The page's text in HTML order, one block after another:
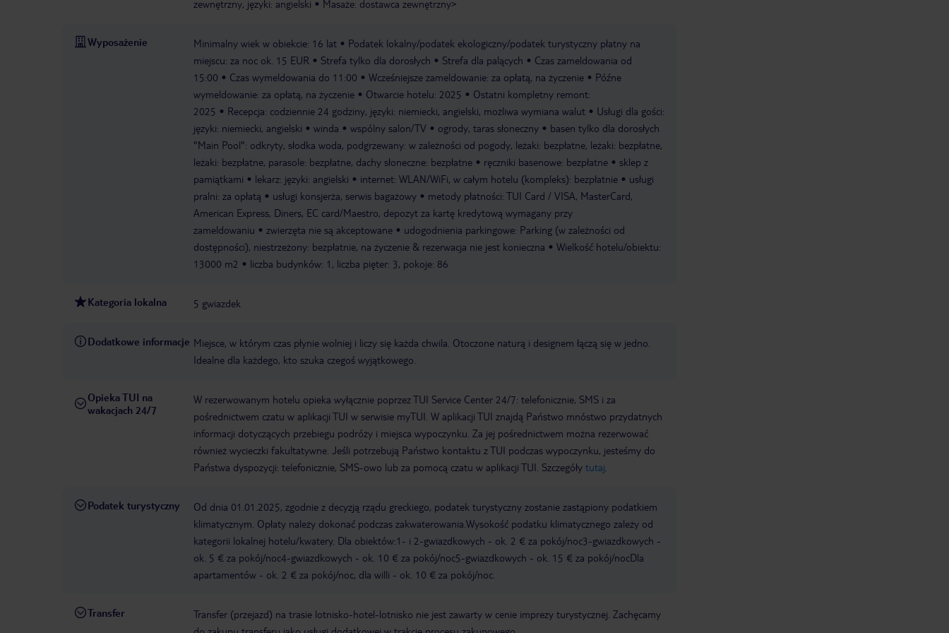
zewnętrzny, języki: angielski
Masaże: dostawca zewnętrzny>
Wyposażenie Minimalny wiek w obiekcie: 16 lat
Podatek lokalny/podatek ekologiczny/podatek turystyczny płatny na
miejscu: za noc ok. 15 EUR
Strefa tylko dla dorosłych Strefa dla palących
Czas zameldowania od
15:00
Czas wymeldowania do 11:00 Wcześniejsze zameldowanie: za opłatą, na życzenie
Późne
wymeldowanie: za opłatą, na życzenie
Otwarcie hotelu: 2025
Ostatni kompletny remont:
2025
Recepcja: codziennie 24 godziny, języki: niemiecki, angielski, możliwa wymiana walut
Usługi dla gości:
języki: niemiecki, angielski
winda wspólny salon/TV ogrody, taras słoneczny
basen tylko dla dorosłych
"Main Pool": odkryty, słodka woda, podgrzewany: w zależności od pogody, leżaki: bezpłatne, leżaki: bezpłatne,
leżaki: bezpłatne, parasole: bezpłatne, dachy słoneczne: bezpłatne
ręczniki basenowe: bezpłatne
sklep z
pamiątkami
lekarz: języki: angielski internet: WLAN/WiFi, w całym hotelu (kompleks): bezpłatnie
usługi
pralni: za opłatą
usługi konsjerża, serwis bagażowy
metody płatności: TUI Card / VISA, MasterCard,
American Express, Diners, EC card/Maestro, depozyt za kartę kredytową wymagany przy
zameldowaniu
zwierzęta nie są akceptowane
udogodnienia parkingowe: Parking (w zależności od
dostępności), niestrzeżony: bezpłatnie, na życzenie & rezerwacja nie jest konieczna
Wielkość hotelu/obiektu:
13000 m2
liczba budynków: 1, liczba pięter: 3, pokoje: 86
Kategoria lokalna 5 gwiazdek
Dodatkowe informacje Miejsce, w którym czas płynie wolniej i liczy się każda chwila. Otoczone naturą i designem łączą się w jedno.
Idealne dla każdego, kto szuka czegoś wyjątkowego.
Opieka TUI na
wakacjach 24/7
W rezerwowanym hotelu opieka wyłącznie poprzez TUI Service Center 24/7: telefonicznie, SMS i za
pośrednictwem czatu w aplikacji TUI w serwisie myTUI. W aplikacji TUI znajdą Państwo mnóstwo przydatnych
informacji dotyczących przebiegu podróży i miejsca wypoczynku. Za jej pośrednictwem można rezerwować
również wycieczki fakultatywne. Jeśli potrzebują Państwo kontaktu z TUI podczas wypoczynku, jesteśmy do
Państwa dyspozycji: telefonicznie, SMS-owo lub za pomocą czatu w aplikacji TUI. Szczegóły tutaj
Podatek turystyczny
Od dnia 01.01.2025, zgodnie z decyzją rządu greckiego, podatek turystyczny zostanie zastąpiony podatkiem
klimatycznym. Opłaty należy dokonać podczas zakwaterowania.Wysokość podatku klimatycznego zależy od
kategorii lokalnej hotelu/kwatery. Dla obiektów:1- i 2-gwiazdkowych - ok. 2 € za pokój/noc3-gwiazdkowych -
ok. 5 € za pokój/noc4-gwiazdkowych - ok. 10 € za pokój/noc5-gwiazdkowych - ok. 15 € za pokój/nocDla
apartamentów - ok. 2 € za pokój/noc, dla willi - ok. 10 € za pokój/noc.
Transfer
Transfer (przejazd) na trasie lotnisko-hotel-lotnisko nie jest zawarty w cenie imprezy turystycznej. Zachęcamy